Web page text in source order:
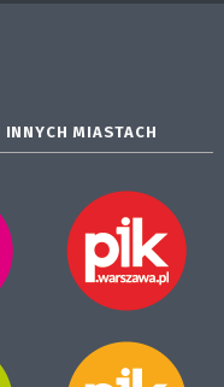
INNYCH MIASTACH